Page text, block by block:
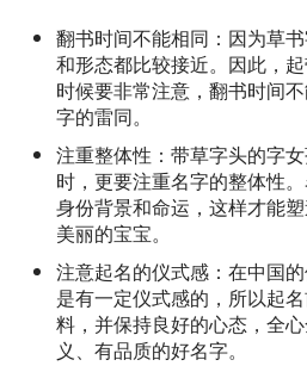
翻书时间不能相同：因为草
和形态都比较接近。因此，
时候要非常注意，翻书时间
字的雷同。
注重整体性：带草字头的字
时，更要注重名字的整体性
身份背景和命运，这样才能
美丽的宝宝。
注意起名的仪式感：在中国
是有一定仪式感的，所以起
料，并保持良好的心态，全
义、有品质的好名字。